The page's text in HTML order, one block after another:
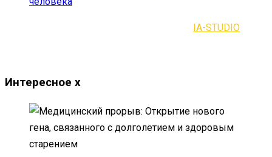
IA-STUDIO
Интересное x